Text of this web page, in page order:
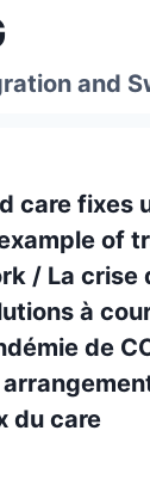
and
care fixes
of
/ La crise
à
de
du care